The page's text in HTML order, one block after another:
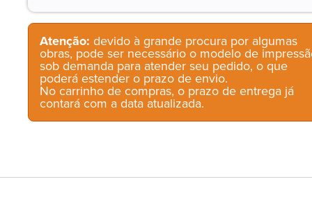
Atenção: devido à grande procura por algumas
obras, pode ser necessário o modelo de
sob demanda para atender seu pedido, o que
poderá estender o prazo de envio.
No carrinho de compras, o prazo de entrega já
contará com a data atualizada.